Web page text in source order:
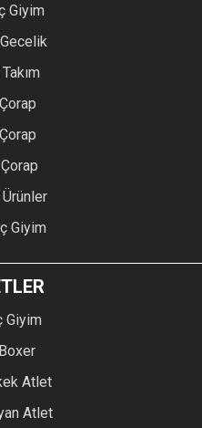
Giyim
Giyim
Giyim
Atlet
Atlet